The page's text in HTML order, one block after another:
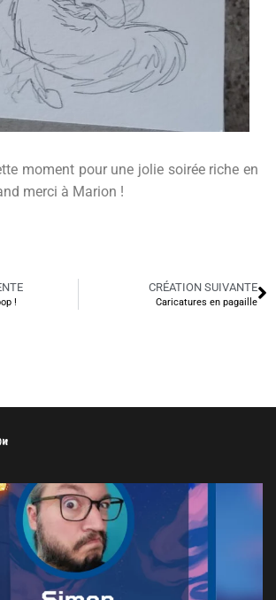
moment pour une jolie soirée riche en
merci à Marion !
!
CRÉATION SUIVANTE
Caricatures en pagaille